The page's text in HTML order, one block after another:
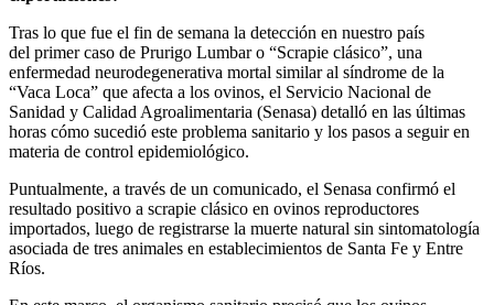
Tras lo que fue el fin de semana la detección en nuestro país
del primer caso de Prurigo Lumbar o “Scrapie clásico”, una
enfermedad neurodegenerativa mortal similar al síndrome de la
“Vaca Loca” que afecta a los ovinos, el Servicio Nacional de
Sanidad y Calidad Agroalimentaria (Senasa) detalló en las últimas
horas cómo sucedió este problema sanitario y los pasos a seguir en
materia de control epidemiológico.
Puntualmente, a través de un comunicado, el Senasa confirmó el
resultado positivo a scrapie clásico en ovinos reproductores
importados, luego de registrarse la muerte natural sin sintomatología
asociada de tres animales en establecimientos de Santa Fe y Entre
Ríos.